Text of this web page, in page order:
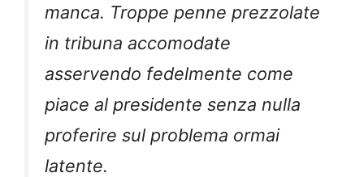
manca. Troppe penne prezzolate
in tribuna accomodate
asservendo fedelmente come
piace al presidente senza nulla
proferire sul problema ormai
latente.